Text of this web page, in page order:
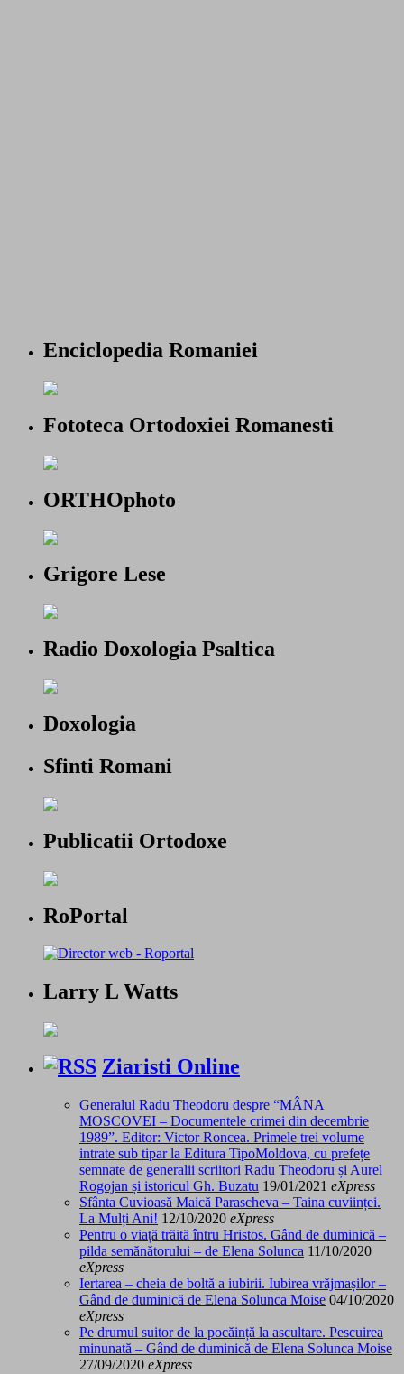
Enciclopedia Romaniei
Fototeca Ortodoxiei Romanesti
ORTHOphoto
Grigore Lese
Radio Doxologia Psaltica
Doxologia
Sfinti Romani
Publicatii Ortodoxe
RoPortal
Larry L Watts
Ziaristi Online
Generalul Radu Theodoru despre “MÂNA
MOSCOVEI – Documentele crimei din decembrie
1989”. Editor: Victor Roncea. Primele trei volume
intrate sub tipar la Editura TipoMoldova, cu prefețe
semnate de generalii scriitori Radu Theodoru și Aurel
Rogojan și istoricul Gh. Buzatu 19/01/2021 eXpress
Sfânta Cuvioasă Maică Parascheva – Taina cuviinței.
La Mulți Ani! 12/10/2020 eXpress
Pentru o viață trăită întru Hristos. Gând de duminică –
pilda semănătorului – de Elena Solunca 11/10/2020
eXpress
Iertarea – cheia de boltă a iubirii. Iubirea vrăjmașilor –
Gând de duminică de Elena Solunca Moise 04/10/2020
eXpress
Pe drumul suitor de la pocăință la ascultare. Pescuirea
minunată – Gând de duminică de Elena Solunca Moise
27/09/2020 eXpress